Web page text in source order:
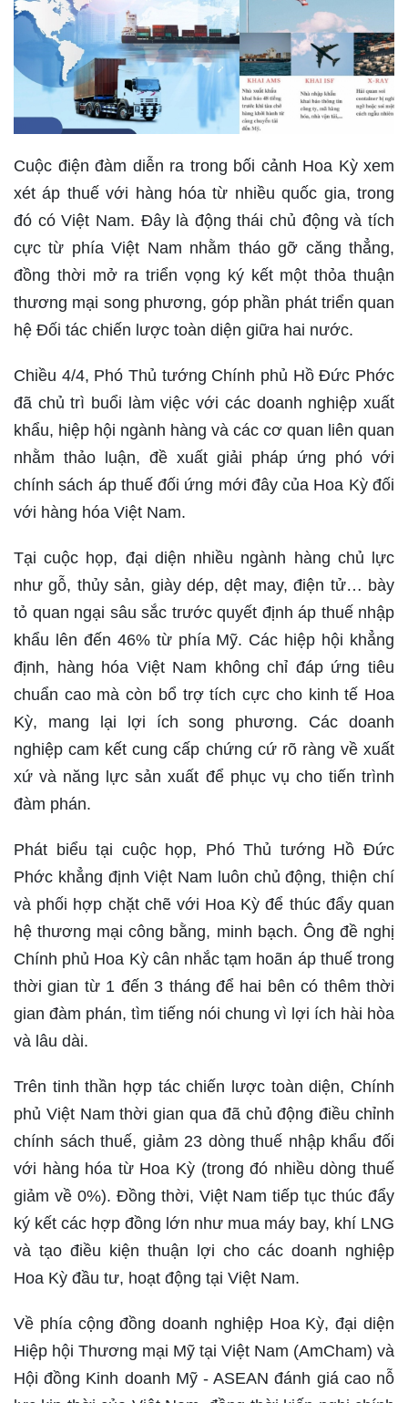
Cuộc điện đàm diễn ra trong bối cảnh Hoa Kỳ xem
xét áp thuế với hàng hóa từ nhiều quốc gia, trong
đó có Việt Nam. Đây là động thái chủ động và tích
cực từ phía Việt Nam nhằm tháo gỡ căng thẳng,
đồng thời mở ra triển vọng ký kết một thỏa thuận
thương mại song phương, góp phần phát triển quan
hệ Đối tác chiến lược toàn diện giữa hai nước.
Chiều 4/4, Phó Thủ tướng Chính phủ Hồ Đức Phớc
đã chủ trì buổi làm việc với các doanh nghiệp xuất
khẩu, hiệp hội ngành hàng và các cơ quan liên quan
nhằm thảo luận, đề xuất giải pháp ứng phó với
chính sách áp thuế đối ứng mới đây của Hoa Kỳ đối
với hàng hóa Việt Nam.
Tại cuộc họp, đại diện nhiều ngành hàng chủ lực
như gỗ, thủy sản, giày dép, dệt may, điện tử… bày
tỏ quan ngại sâu sắc trước quyết định áp thuế nhập
khẩu lên đến 46% từ phía Mỹ. Các hiệp hội khẳng
định, hàng hóa Việt Nam không chỉ đáp ứng tiêu
chuẩn cao mà còn bổ trợ tích cực cho kinh tế Hoa
Kỳ, mang lại lợi ích song phương. Các doanh
nghiệp cam kết cung cấp chứng cứ rõ ràng về xuất
xứ và năng lực sản xuất để phục vụ cho tiến trình
đàm phán.
Phát biểu tại cuộc họp, Phó Thủ tướng Hồ Đức
Phớc khẳng định Việt Nam luôn chủ động, thiện chí
và phối hợp chặt chẽ với Hoa Kỳ để thúc đẩy quan
hệ thương mại công bằng, minh bạch. Ông đề nghị
Chính phủ Hoa Kỳ cân nhắc tạm hoãn áp thuế trong
thời gian từ 1 đến 3 tháng để hai bên có thêm thời
gian đàm phán, tìm tiếng nói chung vì lợi ích hài hòa
và lâu dài.
Trên tinh thần hợp tác chiến lược toàn diện, Chính
phủ Việt Nam thời gian qua đã chủ động điều chỉnh
chính sách thuế, giảm 23 dòng thuế nhập khẩu đối
với hàng hóa từ Hoa Kỳ (trong đó nhiều dòng thuế
giảm về 0%). Đồng thời, Việt Nam tiếp tục thúc đẩy
ký kết các hợp đồng lớn như mua máy bay, khí LNG
và tạo điều kiện thuận lợi cho các doanh nghiệp
Hoa Kỳ đầu tư, hoạt động tại Việt Nam.
Về phía cộng đồng doanh nghiệp Hoa Kỳ, đại diện
Hiệp hội Thương mại Mỹ tại Việt Nam (AmCham) và
Hội đồng Kinh doanh Mỹ - ASEAN đánh giá cao nỗ